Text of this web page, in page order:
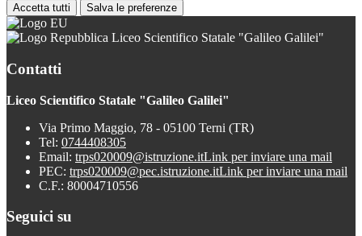
Accetta tutti Salva le preferenze
Liceo Scientifico Statale "Galileo Galilei"
Contatti
Liceo Scientifico Statale "Galileo Galilei"
Via Primo Maggio, 78 - 05100 Terni (TR)
Tel: 0744408305
Email: trps020009@istruzione.itLink per inviare una mail
PEC: trps020009@pec.istruzione.itLink per inviare una mail
C.F.: 80004710556
Seguici su